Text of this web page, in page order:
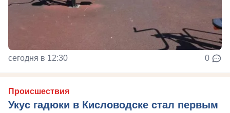
сегодня в 12:30 0
Происшествия
Укус гадюки в Кисловодске стал первым